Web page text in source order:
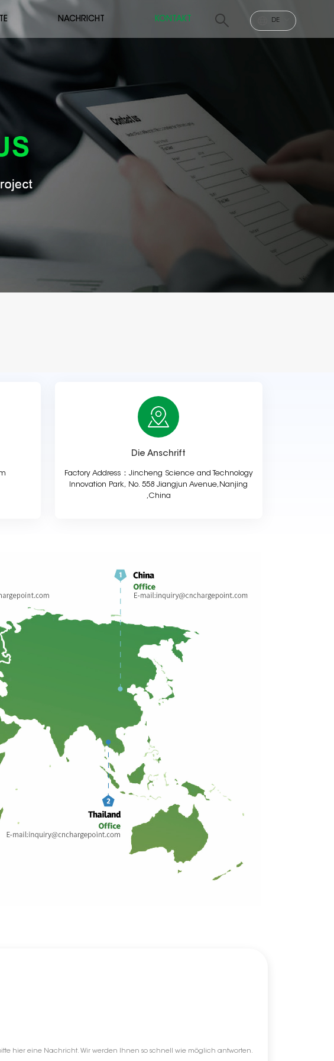
DE
NACHRICHT KONTAKT
Die Anschrift
Factory Address：Jincheng Science and Technology
Innovation Park, No. 558 Jiangjun Avenue,Nanjing
,China
hier eine Nachricht. Wir werden Ihnen so schnell wie möglich antworten.